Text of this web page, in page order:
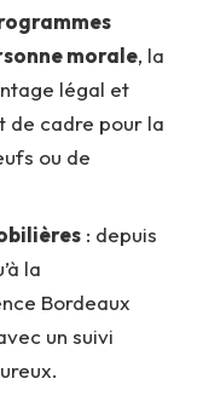
morale, la
légal et
de cadre pour la
ou de
: depuis
la
Bordeaux
un suivi